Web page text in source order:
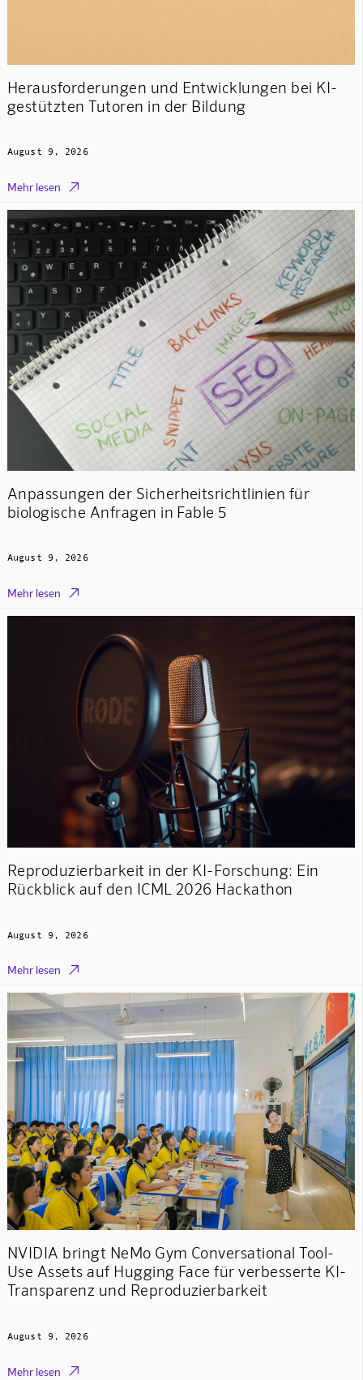
Herausforderungen und Entwicklungen bei KI-
gestützten Tutoren in der Bildung
August 9, 2026
Mehr lesen 
Anpassungen der Sicherheitsrichtlinien für
biologische Anfragen in Fable 5
August 9, 2026
Mehr lesen 
Reproduzierbarkeit in der KI-Forschung: Ein
Rückblick auf den ICML 2026 Hackathon
August 9, 2026
Mehr lesen 
NVIDIA bringt NeMo Gym Conversational Tool-
Use Assets auf Hugging Face für verbesserte KI-
Transparenz und Reproduzierbarkeit
August 9, 2026
Mehr lesen 